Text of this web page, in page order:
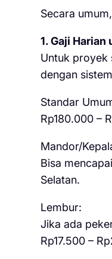
Secara
1. Gaji Harian
Untuk proyek
dengan
Standar
Rp180.000 –
Mandor/
Bisa
Selatan.
Lembur:
Jika ada
Rp17.500 –